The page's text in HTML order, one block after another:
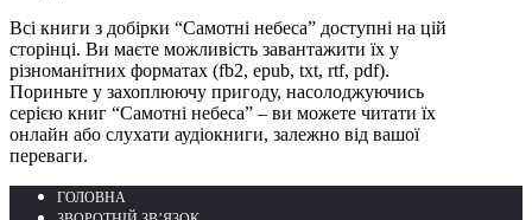
Всі книги з добірки “Самотні небеса” доступні на цій
сторінці. Ви маєте можливість завантажити їх у
різноманітних форматах (fb2, epub, txt, rtf, pdf).
Пориньте у захоплюючу пригоду, насолоджуючись
серією книг “Самотні небеса” – ви можете читати їх
онлайн або слухати аудіокниги, залежно від вашої
переваги.
ГОЛОВНА